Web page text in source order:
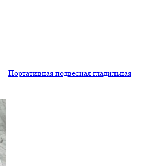
Портативная подвесная гладильная